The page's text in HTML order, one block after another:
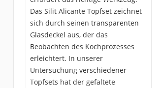
Das Silit Alicante Topfset zeichnet
sich durch seinen transparenten
Glasdeckel aus, der das
Beobachten des Kochprozesses
erleichtert. In unserer
Untersuchung verschiedener
Topfsets hat der gefaltete